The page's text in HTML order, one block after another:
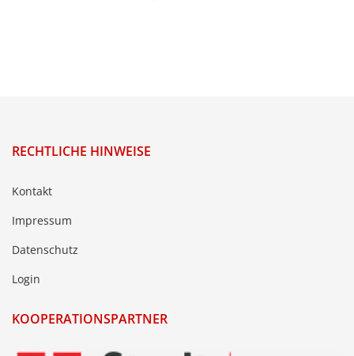
RECHTLICHE HINWEISE
Kontakt
Impressum
Datenschutz
Login
KOOPERATIONSPARTNER